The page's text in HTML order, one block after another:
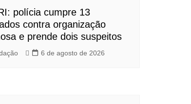
polícia cumpre 13
contra organização
e prende dois suspeitos
6 de agosto de 2026